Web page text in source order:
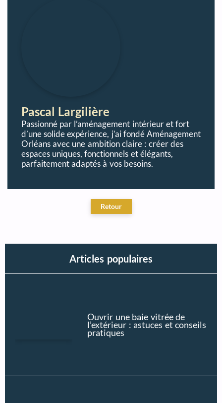
Pascal Largilière
Passionné par l’aménagement intérieur et fort
d’une solide expérience, j’ai fondé Aménagement
Orléans avec une ambition claire : créer des
espaces uniques, fonctionnels et élégants,
parfaitement adaptés à vos besoins.
Articles populaires
Ouvrir une baie vitrée de
l’extérieur : astuces et conseils
pratiques